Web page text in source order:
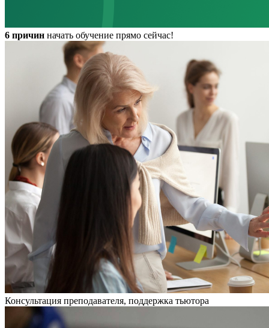
6 причин начать обучение прямо сейчас!
Консультация преподавателя, поддержка тьютора